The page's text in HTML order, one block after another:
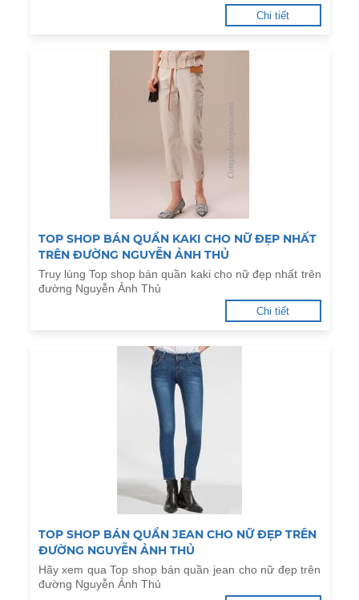
Chi tiết
TOP SHOP BÁN QUẦN KAKI CHO NỮ ĐẸP NHẤT
TRÊN ĐƯỜNG NGUYỄN ẢNH THỦ
Truy lùng Top shop bán quần kaki cho nữ đẹp nhất trên
đường Nguyễn Ảnh Thủ
Chi tiết
TOP SHOP BÁN QUẦN JEAN CHO NỮ ĐẸP TRÊN
ĐƯỜNG NGUYỄN ẢNH THỦ
Hãy xem qua Top shop bán quần jean cho nữ đẹp trên
đường Nguyễn Ảnh Thủ